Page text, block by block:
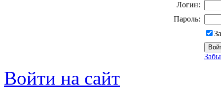
Логин:
Пароль:
Войти на сайт